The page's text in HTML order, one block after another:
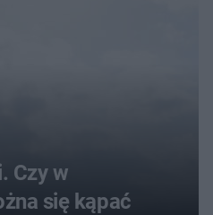
Czy w
się kąpać